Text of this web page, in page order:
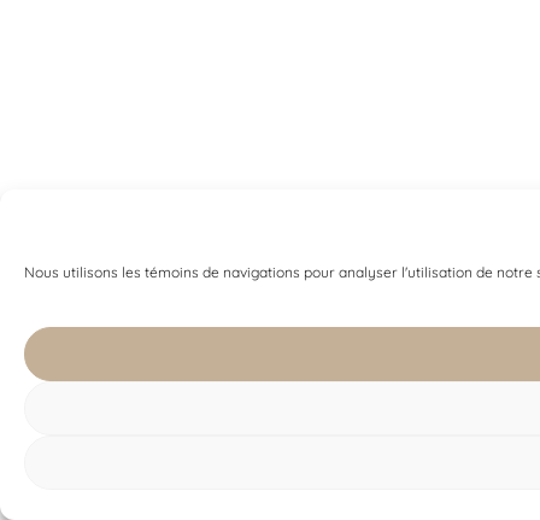
Nous utilisons les témoins de navigations pour analyser l'utilisation de